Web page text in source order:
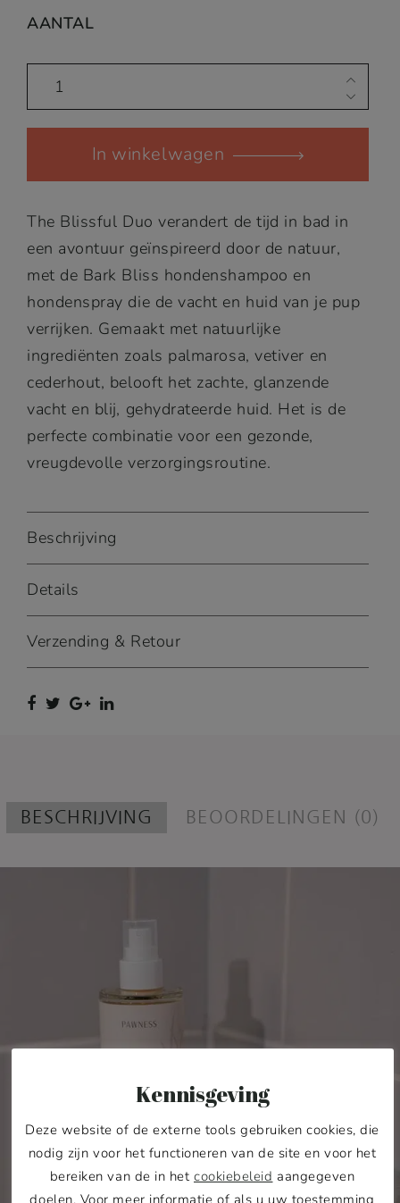
was:
AANTAL
Duo
In winkelwagen
The Blissful Duo verandert de tijd in bad in
een avontuur geïnspireerd door de natuur,
met de Bark Bliss hondenshampoo en
hondenspray die de vacht en huid van je pup
verrijken. Gemaakt met natuurlijke
ingrediënten zoals palmarosa, vetiver en
cederhout, belooft het zachte, glanzende
vacht en blij, gehydrateerde huid. Het is de
perfecte combinatie voor een gezonde,
vreugdevolle verzorgingsroutine.
Beschrijving
Details
Verzending & Retour
BESCHRIJVING BEOORDELINGEN (0)
Kennisgeving
Deze website of de externe tools gebruiken cookies, die
nodig zijn voor het functioneren van de site en voor het
bereiken van de in het cookiebeleid aangegeven
doelen. Voor meer informatie of als u uw toestemming